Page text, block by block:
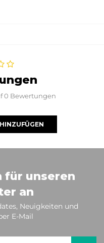
0 Bewertungen
für unseren
an
Neuigkeiten und
E-Mail